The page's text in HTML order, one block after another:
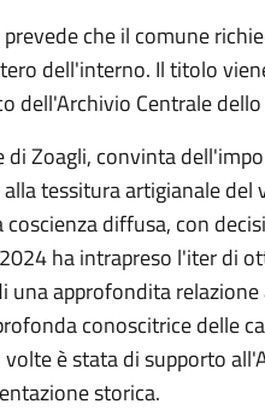
che il comune
dell'interno. Il titolo
dell'Archivio Centrale
di Zoagli, convinta
tessitura artigianale del
diffusa, con
ha intrapreso l'iter di
una approfondita
conoscitrice delle
è stata di supporto
storica.